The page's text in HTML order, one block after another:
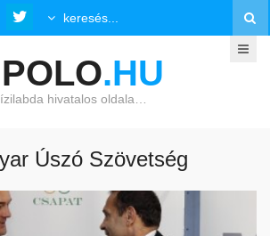
.HU
hivatalos oldala…
Úszó Szövetség